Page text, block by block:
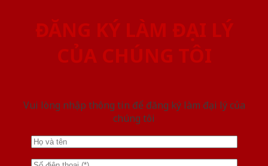
ĐĂNG KÝ LÀM ĐẠI LÝ
CỦA CHÚNG TÔI
Vui lòng nhập thông tin để đăng ký làm đại lý của
chúng tôi